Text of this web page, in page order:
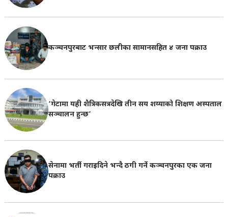
कञ्चनपुरबाट भन्सार छलीका सामानसहित ४ जना पक्राउ
‘गेटामा यही शैत्रिकसत्रदेखि तीन सय शय्याको शिक्षण अस्पताल
सञ्चालन हुन्छ’
सेनामा भर्ती गराइदिने भन्दै ठगी गर्ने कञ्चनपुरका एक जना
पक्राउ